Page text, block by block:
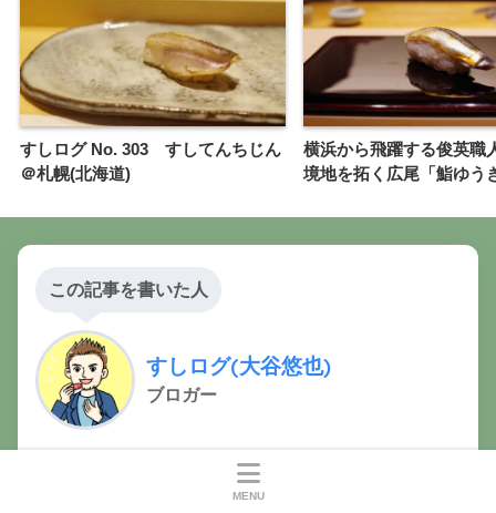
すしログ No. 303 すしてんちじん
＠札幌(北海道)
横浜から飛躍する俊英職
境地を拓く広尾「鮨ゆう
この記事を書いた人
すしログ(大谷悠也)
ブロガー
日本鮨酒文化振興協会代表、鮨と日本酒のコンサルタン
ト。「日本醸造協会」唎酒マイスター、J.S.A.
MENU